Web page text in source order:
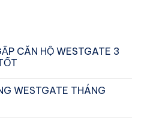
CĂN HỘ WESTGATE 3
WESTGATE THÁNG